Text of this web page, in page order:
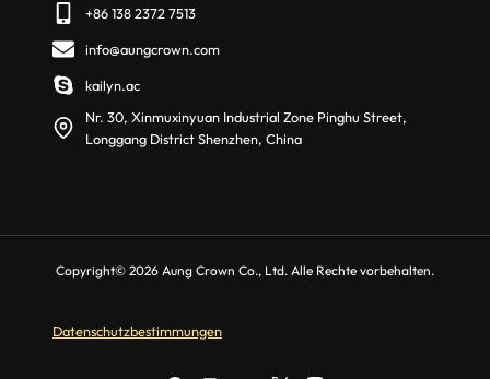
+86 138 2372 7513
info@aungcrown.com
kailyn.ac
Nr. 30, Xinmuxinyuan Industrial Zone Pinghu Street,
Longgang District Shenzhen, China
Copyright© 2026 Aung Crown Co., Ltd. Alle Rechte vorbehalten.
Datenschutzbestimmungen